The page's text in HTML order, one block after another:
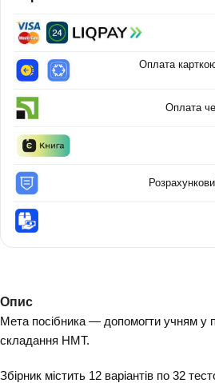
Оплата
Оплата
Опис
Мета посібника — допомогти учням у
складання НМТ.
Збірник містить 12 варіантів по 32